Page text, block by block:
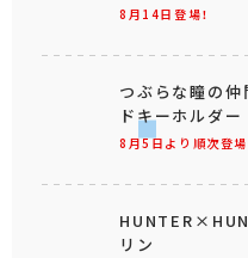
8月14日登場！
8月5日より順次登
つぶらな瞳の
ドキーホルダー
リン